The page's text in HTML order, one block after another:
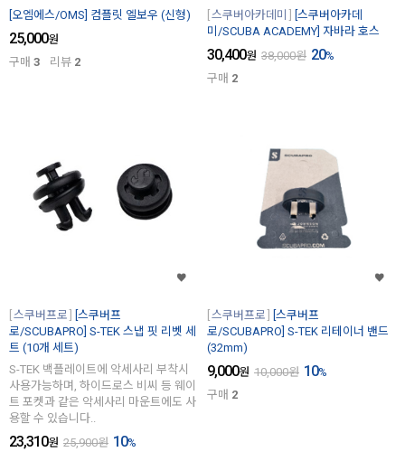
[오엠에스/OMS] 컴플릿 엘보우 (신형)
25,000원
구매 3 리뷰 2
스쿠버아카데미
[스쿠버아카데
미/SCUBA ACADEMY] 자바라 호스
30,400원 38,000원 20%
구매 2
스쿠버프로
[스쿠버프
로/SCUBAPRO] S-TEK 스냅 핏 리벳 세
트 (10개 세트)
S-TEK 백플레이트에 악세사리 부착시
사용가능하며, 하이드로스 비씨 등 웨이
트 포켓과 같은 악세사리 마운트에도 사
용할 수 있습니다..
23,310원 25,900원 10%
스쿠버프로
[스쿠버프
로/SCUBAPRO] S-TEK 리테이너 밴드
(32mm)
9,000원 10,000원 10%
구매 2